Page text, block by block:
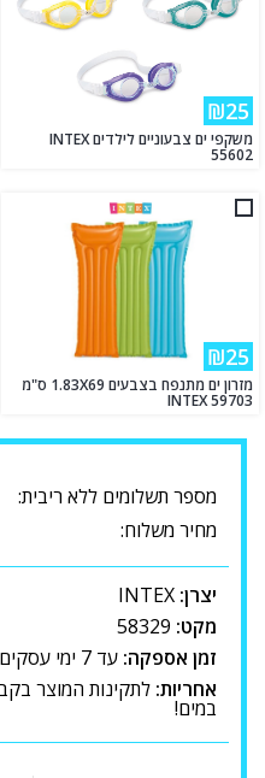
₪25
משקפי ים צבעוניים לילדים INTEX
55602
₪25
מזרון ים מתנפח בצבעים 1.83X69 ס"מ
INTEX 59703
מספר תשלומים ללא ריבית:
מחיר משלוח:
יצרן: INTEX
מקט: 58329
זמן אספקה: עד 7 ימי עסקים
אחריות: לתקינות המוצר
במים!